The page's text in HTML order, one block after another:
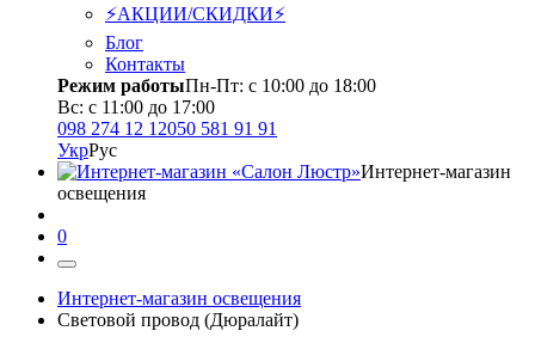
⚡АКЦИИ/СКИДКИ⚡
Блог
Контакты
Режим работыПн-Пт: с 10:00 до 18:00
Вс: с 11:00 до 17:00
098 274 12 12050 581 91 91
УкрРус
Интернет-магазин
освещения
0
Интернет-магазин освещения
Световой провод (Дюралайт)